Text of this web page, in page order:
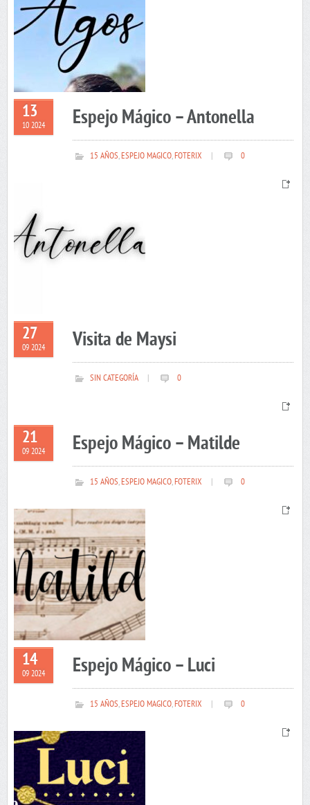
13
10 2024 Espejo Mágico – Antonella
15 AÑOS,ESPEJO MAGICO,FOTERIX 0
27
09 2024 Visita de Maysi
SIN CATEGORÍA 0
21
09 2024 Espejo Mágico – Matilde
15 AÑOS,ESPEJO MAGICO,FOTERIX 0
14
09 2024 Espejo Mágico – Luci
15 AÑOS,ESPEJO MAGICO,FOTERIX 0